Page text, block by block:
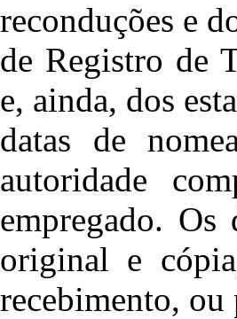
reconduções e
de Registro de
e, ainda, dos
datas de
autoridade
empregado. Os
original e
recebimento, ou